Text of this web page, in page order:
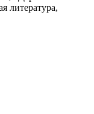
литература,